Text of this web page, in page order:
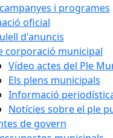
i programes
oficial
d'anuncis
corporació municipal
Vídeo actes del Ple
Els plens municipals
Informació
Notícies sobre el ple
de govern